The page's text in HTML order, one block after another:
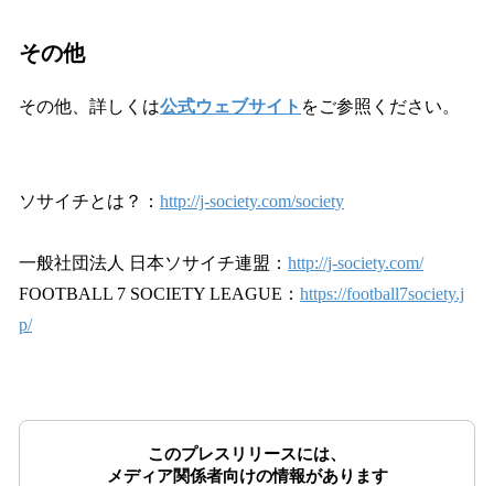
その他
その他、詳しくは公式ウェブサイト をご参照ください。
ソサイチとは？： http://j-society.com/society
一般社団法人 日本ソサイチ連盟： http://j-society.com/
FOOTBALL 7 SOCIETY LEAGUE： https://football7society.j
p/
このプレスリリースには、
メディア関係者向けの情報があります